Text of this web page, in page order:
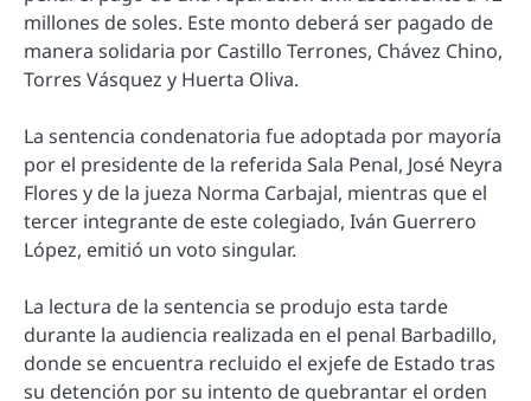
millones de soles. Este monto deberá ser pagado de
manera solidaria por Castillo Terrones, Chávez Chino,
Torres Vásquez y Huerta Oliva.
La sentencia condenatoria fue adoptada por mayoría
por el presidente de la referida Sala Penal, José Neyra
Flores y de la jueza Norma Carbajal, mientras que el
tercer integrante de este colegiado, Iván Guerrero
López, emitió un voto singular.
La lectura de la sentencia se produjo esta tarde
durante la audiencia realizada en el penal Barbadillo,
donde se encuentra recluido el exjefe de Estado tras
su detención por su intento de quebrantar el orden